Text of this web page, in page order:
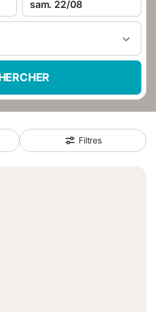
sam. 22/08
Filtres